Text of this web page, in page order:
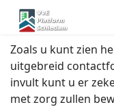
Zoals u kunt zien
uitgebreid
invult kunt u er
met zorg zullen